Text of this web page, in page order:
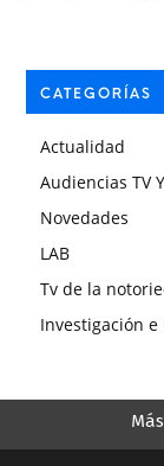
CATEGORÍAS
Actualidad
Audiencias TV
Novedades
LAB
Tv de la
Investigación e